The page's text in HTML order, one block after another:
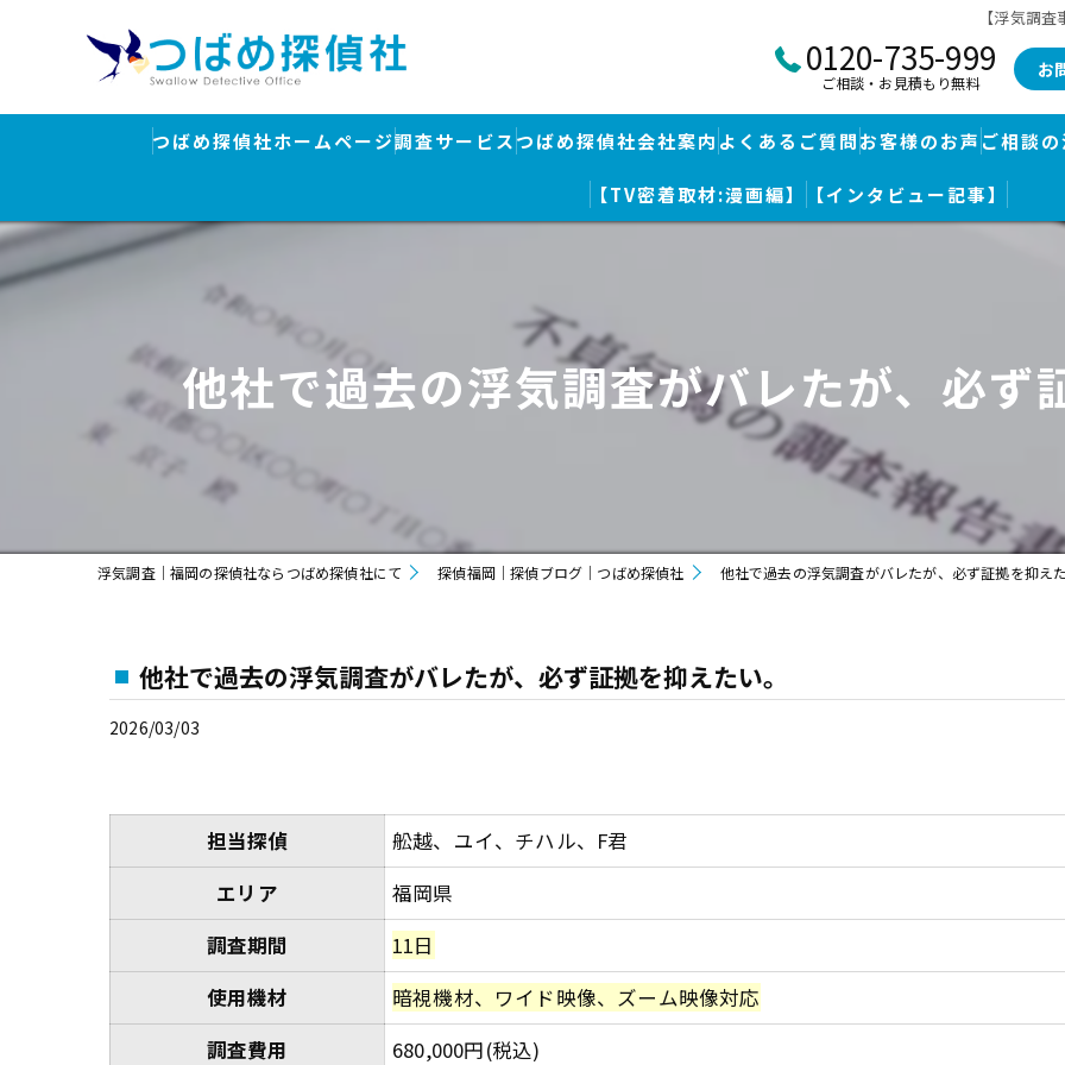
【浮気調
0120-735-999
ご相談・お見積もり無料
お
つばめ探偵社ホームページ調査サービス
浮気調査
行方調査・人探し
ストーカー対策
つばめ探偵社会社案内
つばめ探偵社｜福岡市博多区福岡空港前本部
つばめ探偵社 赤坂大手門事務所
久留米つばめ探偵社｜西鉄久留米駅より徒歩圏内｜分厚い証拠満載
よくあるご質問お客様のお声 ご相談
【TV密着取材:漫画編】 【インタビュー記事】
他社で過去の浮気調査がバレたが、必ず
浮気調査｜福岡の探偵社ならつばめ探偵社にて 探偵福岡｜探偵ブログ｜つばめ探偵社 他社で過去の浮気調査がバレたが、必ず証拠を抑え
他社で過去の浮気調査がバレたが、必ず証拠を抑えたい。
2026/03/03
担当探偵
舩越、ユイ、チハル、F君
エリア
福岡県
調査期間
11日
使用機材
暗視機材、ワイド映像、ズーム映像対応
調査費用
680,000円(税込)